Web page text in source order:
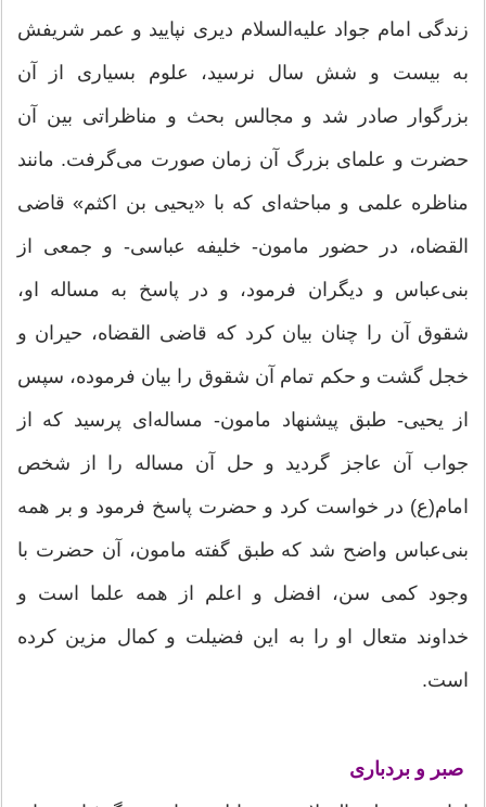
زندگی امام جواد علیه‌السلام دیری نپایید و عمر شریفش
به بیست و شش سال نرسید، علوم بسیاری از آن
بزرگوار صادر شد و مجالس بحث و مناظراتی بین آن
حضرت و علمای بزرگ آن زمان صورت می‌گرفت. مانند
مناظره علمی و مباحثه‌ای که با «یحیی بن اکثم» قاضی
القضاه، در حضور مامون- خلیفه عباسی- و جمعی از
بنی‌عباس و دیگران فرمود، و در پاسخ به مساله او،
شقوق آن را چنان بیان کرد که قاضی القضاه، حیران و
خجل گشت و حکم تمام آن شقوق را بیان فرموده، سپس
از یحیی- طبق پیشنهاد مامون- مساله‌ای پرسید که از
جواب آن عاجز گردید و حل آن مساله را از شخص
امام(ع) در خواست کرد و حضرت پاسخ فرمود و بر همه
بنی‌عباس واضح شد که طبق گفته مامون، آن حضرت با
وجود کمی سن، افضل و اعلم از همه علما است و
خداوند متعال او را به این فضیلت و کمال مزین کرده
است.
صبر و بردباری